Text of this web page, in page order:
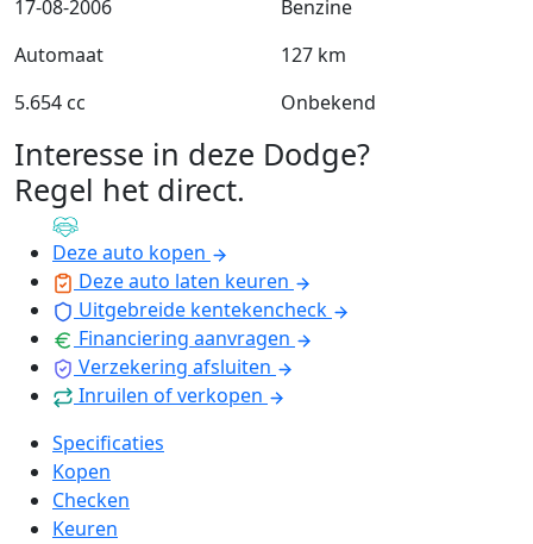
17-08-2006
Benzine
Automaat
127 km
5.654 cc
Onbekend
Interesse in deze Dodge?
Regel het direct.
Deze auto kopen
Deze auto laten keuren
Uitgebreide kentekencheck
Financiering aanvragen
Verzekering afsluiten
Inruilen of verkopen
Specificaties
Kopen
Checken
Keuren